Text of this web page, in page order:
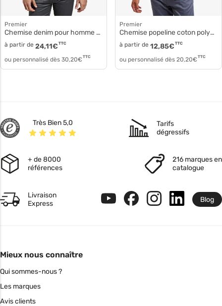
Premier
Chemise denim pour homme pr222
à partir de 24,11€ TTC
ou personnalisé dès 30,20€ TTC
Premier
Chemise popeline coton polyester pr202
à partir de 12,85€ TTC
ou personnalisé dès 20,20€ TTC
Très Bien 5,0
Tarifs
dégressifs
+ de 8000
références
216 marques en
catalogue
Livraison
Express
Blog
Mieux nous connaître
Qui sommes-nous ?
Les marques
Avis clients